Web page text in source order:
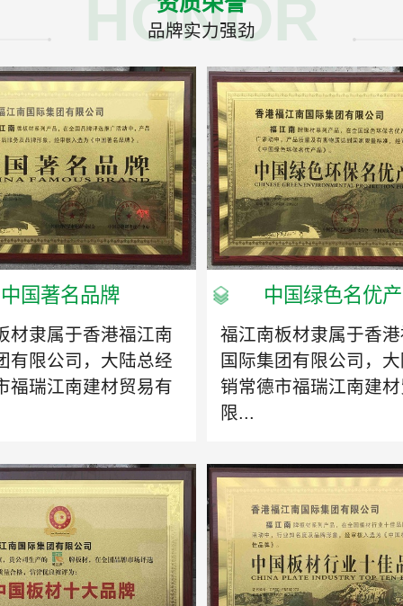
HONOR
品牌实力强劲
中国著名品牌
材隶属于香港福江南
有限公司，大陆总经
福瑞江南建材贸易有
中国绿色名优
福江南板材隶属于香
国际集团有限公司，
销常德市福瑞江南建
限...